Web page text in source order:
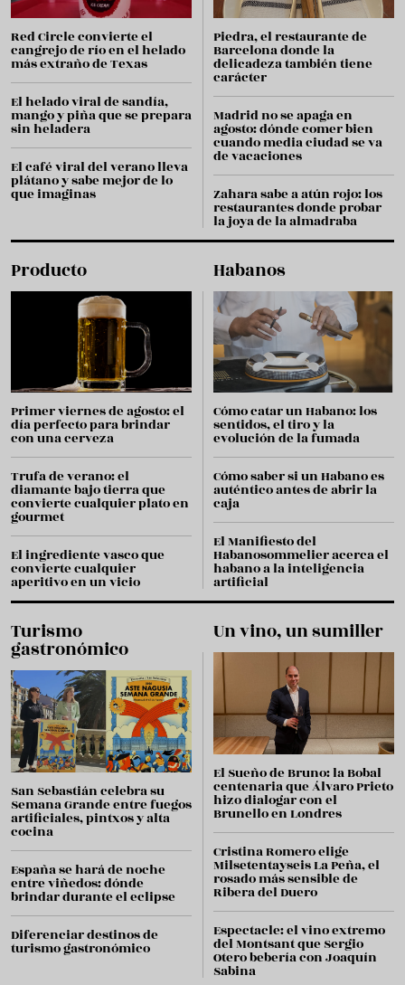
Red Circle convierte el
cangrejo de río en el helado
más extraño de Texas
El helado viral de sandía,
mango y piña que se prepara
sin heladera
El café viral del verano lleva
plátano y sabe mejor de lo
que imaginas
Piedra, el restaurante de
Barcelona donde la
delicadeza también tiene
carácter
Madrid no se apaga en
agosto: dónde comer bien
cuando media ciudad se va
de vacaciones
Zahara sabe a atún rojo: los
restaurantes donde probar
la joya de la almadraba
Producto
Primer viernes de agosto: el
día perfecto para brindar
con una cerveza
Trufa de verano: el
diamante bajo tierra que
convierte cualquier plato en
gourmet
El ingrediente vasco que
convierte cualquier
aperitivo en un vicio
Habanos
Cómo catar un Habano: los
sentidos, el tiro y la
evolución de la fumada
Cómo saber si un Habano es
auténtico antes de abrir la
caja
El Manifiesto del
Habanosommelier acerca el
habano a la inteligencia
artificial
Turismo
gastronómico
San Sebastián celebra su
Semana Grande entre fuegos
artificiales, pintxos y alta
cocina
España se hará de noche
entre viñedos: dónde
brindar durante el eclipse
Diferenciar destinos de
turismo gastronómico
Un vino, un sumiller
El Sueño de Bruno: la Bobal
centenaria que Álvaro Prieto
hizo dialogar con el
Brunello en Londres
Cristina Romero elige
Milsetentayseis La Peña, el
rosado más sensible de
Ribera del Duero
Espectacle: el vino extremo
del Montsant que Sergio
Otero bebería con Joaquín
Sabina